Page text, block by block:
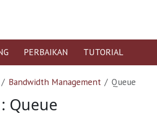
PERBAIKAN TUTORIAL
Bandwidth Management Queue
Queue